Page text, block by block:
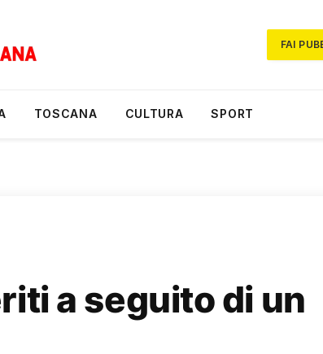
FAI
TOSCANA CULTURA SPORT
a seguito di un